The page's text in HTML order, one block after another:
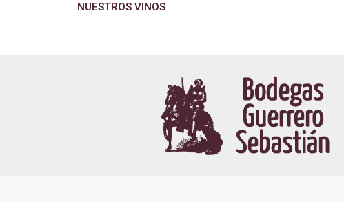
NUESTROS VINOS